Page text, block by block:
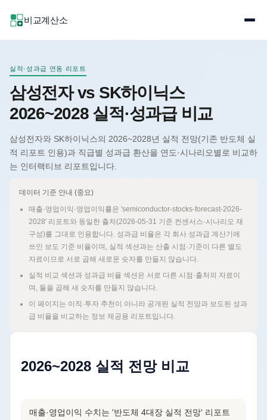
비교계산소
실적·성과급 연동 리포트
삼성전자 vs SK하이닉스
2026~2028 실적·성과급 비교
삼성전자와 SK하이닉스의 2026~2028년 실적 전망(기존 반도체 실
적 리포트 인용)과 직급별 성과급 환산을 연도·시나리오별로 비교하
는 인터랙티브 리포트입니다.
데이터 기준 안내 (중요)
매출·영업이익·영업이익률은 'semiconductor-stocks-forecast-2026-
2028' 리포트와 동일한 출처(2026-05-31 기준 컨센서스·시나리오 재
구성)를 그대로 인용합니다. 성과급 비율은 각 회사 성과급 계산기에
쓰인 보도 기준 비율이며, 실적 섹션과는 산출 시점·기준이 다른 별도
자료이므로 서로 곱해 새로운 숫자를 만들지 않습니다.
실적 비교 섹션과 성과급 비율 섹션은 서로 다른 시점·출처의 자료이
며, 둘을 곱해 새 숫자를 만들지 않습니다.
이 페이지는 이직·투자 추천이 아니라 공개된 실적 전망과 보도된 성과
급 비율을 비교하는 정보 제공용 리포트입니다.
2026~2028 실적 전망 비교
매출·영업이익 수치는 '반도체 4대장 실적 전망' 리포트